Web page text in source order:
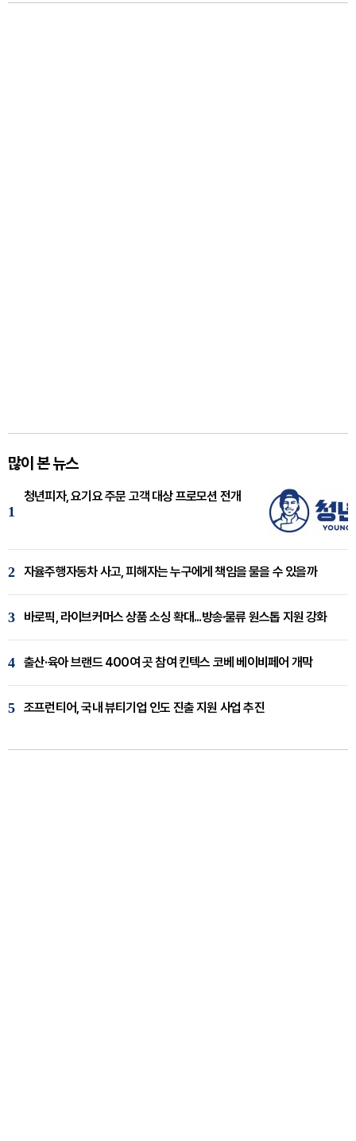
많이 본 뉴스
1
청년피자, 요기요 주문 고객 대상 프로모션 전개
2 자율주행자동차 사고, 피해자는 누구에게 책임을 물을 수 있을까
3 바로픽, 라이브커머스 상품 소싱 확대...방송·물류 원스톱 지원 강화
4 출산·육아 브랜드 400여 곳 참여 킨텍스 코베 베이비페어 개막
5 조프런티어, 국내 뷰티기업 인도 진출 지원 사업 추진